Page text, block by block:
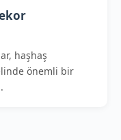
haşhaş
önemli bir